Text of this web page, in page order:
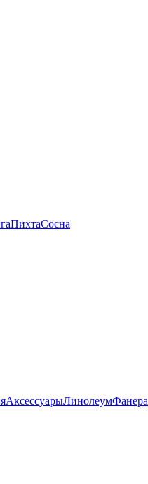
ПихтаСосна
АксессуарыЛинолеумФанера